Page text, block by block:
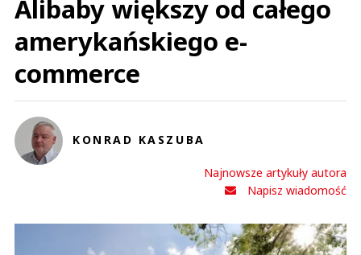
Alibaby większy od całego
amerykańskiego e-
commerce
KONRAD KASZUBA
Najnowsze artykuły autora
Napisz wiadomość